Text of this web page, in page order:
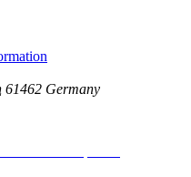
61462 Germany